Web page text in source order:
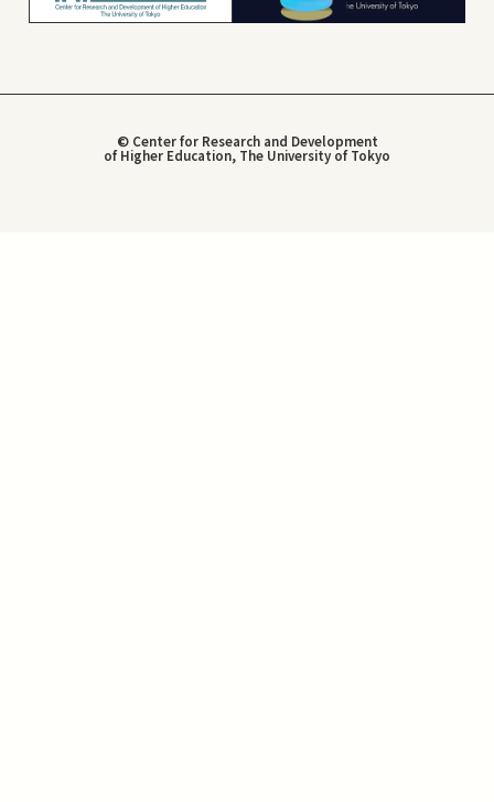
© Center for Research and Development
of Higher Education, The University of Tokyo